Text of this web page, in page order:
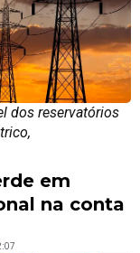
dos reservatórios
em
na conta